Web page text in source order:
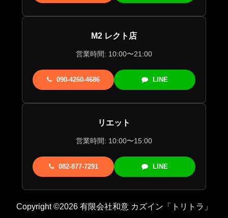
M2 レクト店
営業時間: 10:00〜21:00
090-4260-4686 LINE
リエット
営業時間: 10:00〜15:00
082-877-7291 LINE
Copyright ©2026 有限会社和意 カズイン「トリトラ」